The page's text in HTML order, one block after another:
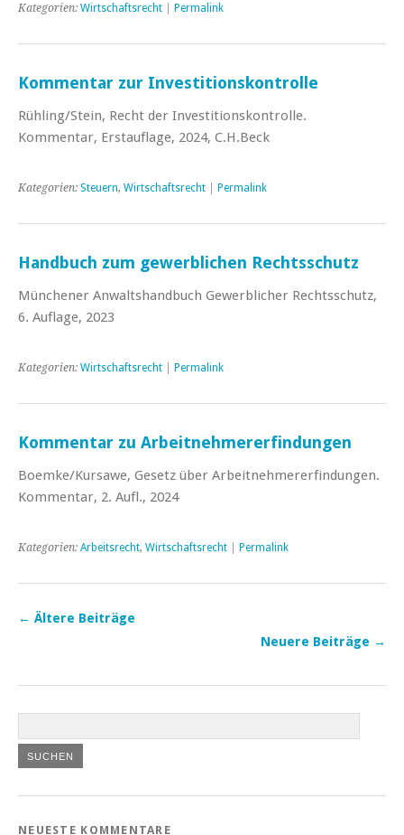
Kategorien: Wirtschaftsrecht Permalink
Kommentar zur Investitionskontrolle
Rühling/Stein, Recht der Investitionskontrolle.
Kommentar, Erstauflage, 2024, C.H.Beck
Kategorien: Steuern, Wirtschaftsrecht Permalink
Handbuch zum gewerblichen Rechtsschutz
Münchener Anwaltshandbuch Gewerblicher Rechtsschutz,
6. Auflage, 2023
Kategorien: Wirtschaftsrecht Permalink
Kommentar zu Arbeitnehmererfindungen
Boemke/Kursawe, Gesetz über Arbeitnehmererfindungen.
Kommentar, 2. Aufl., 2024
Kategorien: Arbeitsrecht, Wirtschaftsrecht Permalink
← Ältere Beiträge
Neuere Beiträge →
NEUESTE KOMMENTARE